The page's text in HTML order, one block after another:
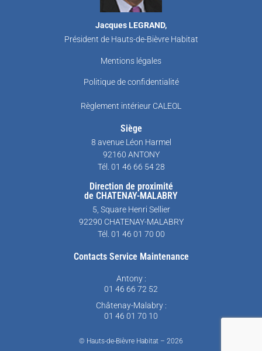
Jacques LEGRAND,
Président de Hauts-de-Bièvre Habitat
Mentions légales
Politique de confidentialité
Règlement intérieur CALEOL
Siège
8 avenue Léon Harmel
92160 ANTONY
Tél. 01 46 66 54 28
Direction de proximité
de CHATENAY-MALABRY
5, Square Henri Sellier
92290 CHATENAY-MALABRY
Tél. 01 46 01 70 00
Contacts Service Maintenance
Antony :
01 46 66 72 52
Châtenay-Malabry :
01 46 01 70 10
© Hauts-de-Bièvre Habitat – 2026